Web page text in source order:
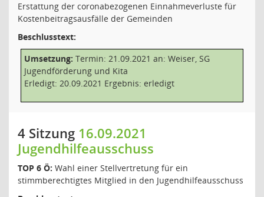
Erstattung der coronabezogenen Einnahmeverluste für
Kostenbeitragsausfälle der Gemeinden
Beschlusstext:
Umsetzung: Termin: 21.09.2021 an: Weiser, SG
Jugendförderung und Kita
Erledigt: 20.09.2021 Ergebnis: erledigt
4 Sitzung 16.09.2021
Jugendhilfeausschuss
TOP 6 Ö: Wahl einer Stellvertretung für ein
stimmberechtigtes Mitglied in den Jugendhilfeausschuss